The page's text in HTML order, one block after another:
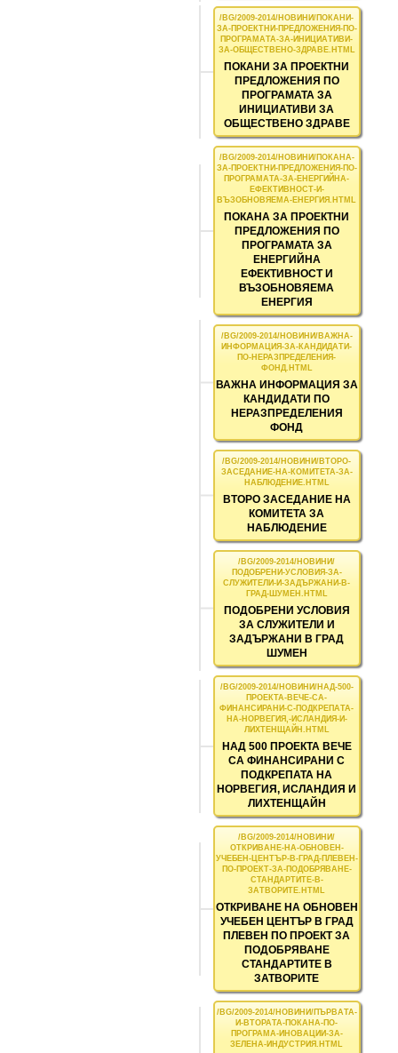
ПОКАНИ ЗА ПРОЕКТНИ
ПРЕДЛОЖЕНИЯ ПО
ПРОГРАМАТА ЗА
ИНИЦИАТИВИ ЗА
ОБЩЕСТВЕНО ЗДРАВЕ
ПОКАНА ЗА ПРОЕКТНИ
ПРЕДЛОЖЕНИЯ ПО
ПРОГРАМАТА ЗА
ЕНЕРГИЙНА
ЕФЕКТИВНОСТ И
ВЪЗОБНОВЯЕМА
ЕНЕРГИЯ
ВАЖНА ИНФОРМАЦИЯ ЗА
КАНДИДАТИ ПО
НЕРАЗПРЕДЕЛЕНИЯ
ФОНД
ВТОРО ЗАСЕДАНИЕ НА
КОМИТЕТА ЗА
НАБЛЮДЕНИЕ
ПОДОБРЕНИ УСЛОВИЯ
ЗА СЛУЖИТЕЛИ И
ЗАДЪРЖАНИ В ГРАД
ШУМЕН
НАД 500 ПРОЕКТА ВЕЧЕ
СА ФИНАНСИРАНИ С
ПОДКРЕПАТА НА
НОРВЕГИЯ, ИСЛАНДИЯ И
ЛИХТЕНЩАЙН
ОТКРИВАНЕ НА ОБНОВЕН
УЧЕБЕН ЦЕНТЪР В ГРАД
ПЛЕВЕН ПО ПРОЕКТ ЗА
ПОДОБРЯВАНЕ
СТАНДАРТИТЕ В
ЗАТВОРИТЕ